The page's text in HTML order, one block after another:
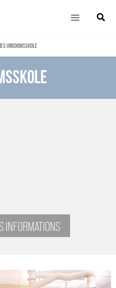
Main
Ungdomsskole
INFORMATIONS